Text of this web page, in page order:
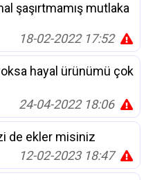
şaşırtmamış mutlaka
18-02-2022 17:52
hayal ürünümü çok
24-04-2022 18:06
de ekler misiniz
12-02-2023 18:47